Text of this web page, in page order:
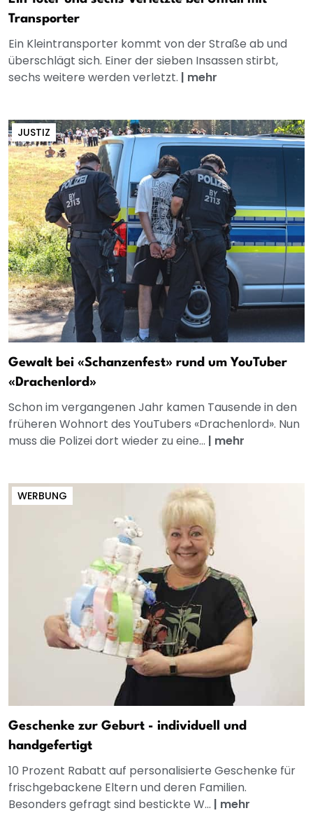
Transporter
Ein Kleintransporter kommt von der Straße ab und
überschlägt sich. Einer der sieben Insassen stirbt,
sechs weitere werden verletzt. | mehr
JUSTIZ
Gewalt bei «Schanzenfest» rund um YouTuber
«Drachenlord»
Schon im vergangenen Jahr kamen Tausende in den
früheren Wohnort des YouTubers «Drachenlord». Nun
muss die Polizei dort wieder zu eine... | mehr
WERBUNG
Geschenke zur Geburt - individuell und
handgefertigt
10 Prozent Rabatt auf personalisierte Geschenke für
frischgebackene Eltern und deren Familien.
Besonders gefragt sind bestickte W... | mehr